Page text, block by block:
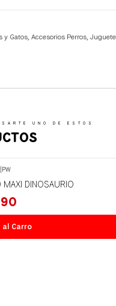
y Gatos,Accesorios Perros,
UNO DE ESTOS
PW
MAXI DINOSAURIO
Carro